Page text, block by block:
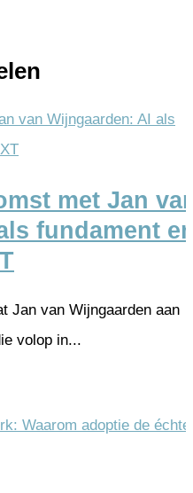
met Jan
fundament
Jan van Wijngaarden aan
volop in...